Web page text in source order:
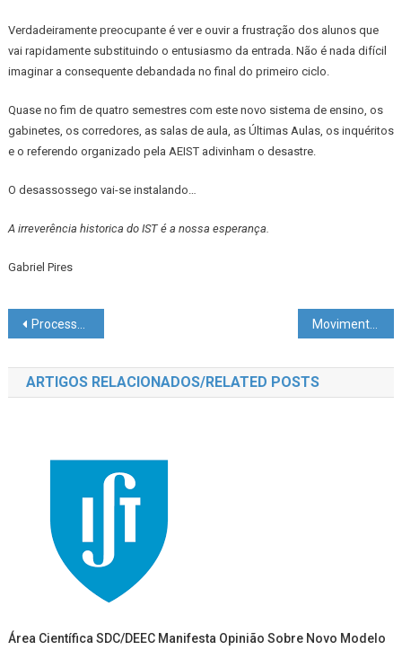
Verdadeiramente preocupante é ver e ouvir a frustração dos alunos que
vai rapidamente substituindo o entusiasmo da entrada. Não é nada difícil
imaginar a consequente debandada no final do primeiro ciclo.
Quase no fim de quatro semestres com este novo sistema de ensino, os
gabinetes, os corredores, as salas de aula, as Últimas Aulas, os inquéritos
e o referendo organizado pela AEIST adivinham o desastre.
O desassossego vai-se instalando…
A irreverência historica do IST é a nossa esperança.
Gabriel Pires
Navegação
de
artigos
Processo de consulta interna do Plano Estratégico do IST 2020-2030 – Ricardo Schiappa Movimento Transparência e Participação
ARTIGOS RELACIONADOS/RELATED POSTS
Área Científica SDC/DEEC Manifesta Opinião Sobre Novo Modelo